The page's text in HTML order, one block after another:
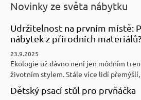
Novinky ze světa nábytku
Udržitelnost na prvním místě:
nábytek z přírodních materiálů?
23.9.2025
Ekologie už dávno není jen módním
životním stylem. Stále více lidí přemýšlí,
Dětský psací stůl pro prvňáčka